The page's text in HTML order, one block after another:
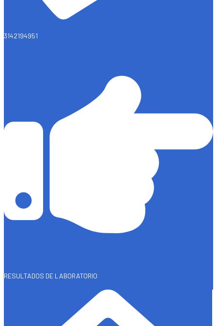
3142194951
RESULTADOS DE LABORATORIO